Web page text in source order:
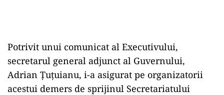
Potrivit unui comunicat al Executivului,
secretarul general adjunct al Guvernului,
Adrian Ţuţuianu, i-a asigurat pe organizatorii
acestui demers de sprijinul Secretariatului